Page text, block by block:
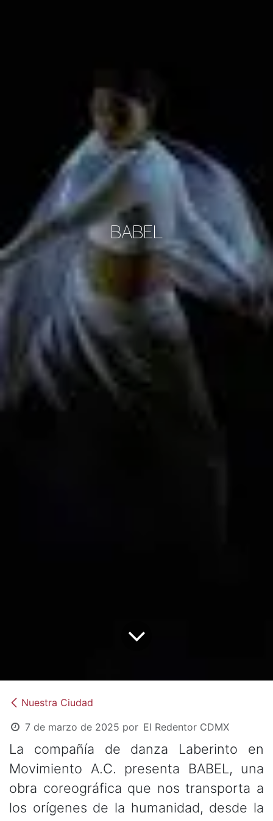
BABEL
Nuestra Ciudad
7 de marzo de 2025 por El Redentor CDMX
La compañía de danza Laberinto en
Movimiento A.C. presenta BABEL, una
obra coreográfica que nos transporta a
los orígenes de la humanidad, desde la